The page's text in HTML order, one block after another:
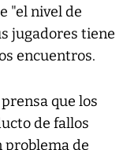
"el nivel de
jugadores tiene
encuentros.
que los
de fallos
problema de